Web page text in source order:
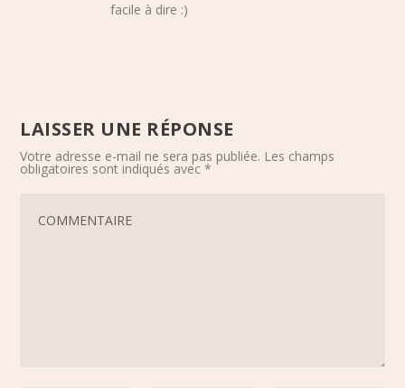
facile à dire :)
LAISSER UNE RÉPONSE
Votre adresse e-mail ne sera pas publiée. Les champs
obligatoires sont indiqués avec*